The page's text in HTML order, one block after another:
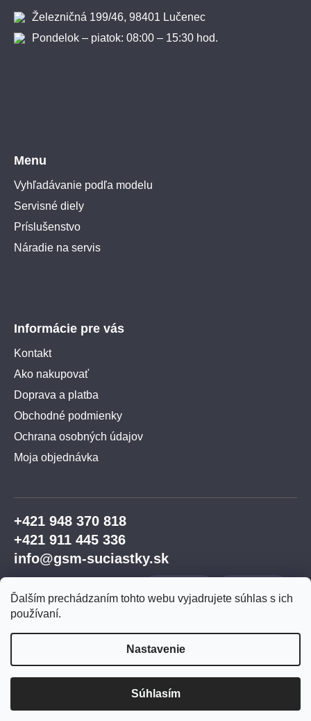
Ďalším prechádzaním tohto webu vyjadrujete súhlas s ich
používaní.
Nastavenie
Súhlasím
Železničná 199/46, 98401 Lučenec
Pondelok – piatok: 08:00 – 15:30 hod.
Menu
Vyhľadávanie podľa modelu
Servisné diely
Príslušenstvo
Náradie na servis
Informácie pre vás
Kontakt
Ako nakupovať
Doprava a platba
Obchodné podmienky
Ochrana osobných údajov
Moja objednávka
+421 948 370 818
+421 911 445 336
info@gsm-suciastky.sk
GSM súčiastky
vyhradené.Upraviť nastavenie cookies